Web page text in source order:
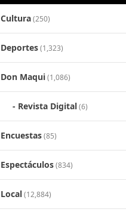
Cultura(250)
Deportes(1,323)
Don Maqui(1,086)
Revista Digital(6)
Encuestas(85)
Espectáculos(834)
Local(12,884)